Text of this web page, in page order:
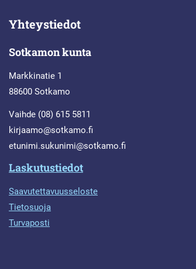
Yhteystiedot
Sotkamon kunta
Markkinatie 1
88600 Sotkamo
Vaihde (08) 615 5811
kirjaamo@sotkamo.fi
etunimi.sukunimi@sotkamo.fi
Laskutustiedot
Saavutettavuusseloste
Tietosuoja
Turvaposti